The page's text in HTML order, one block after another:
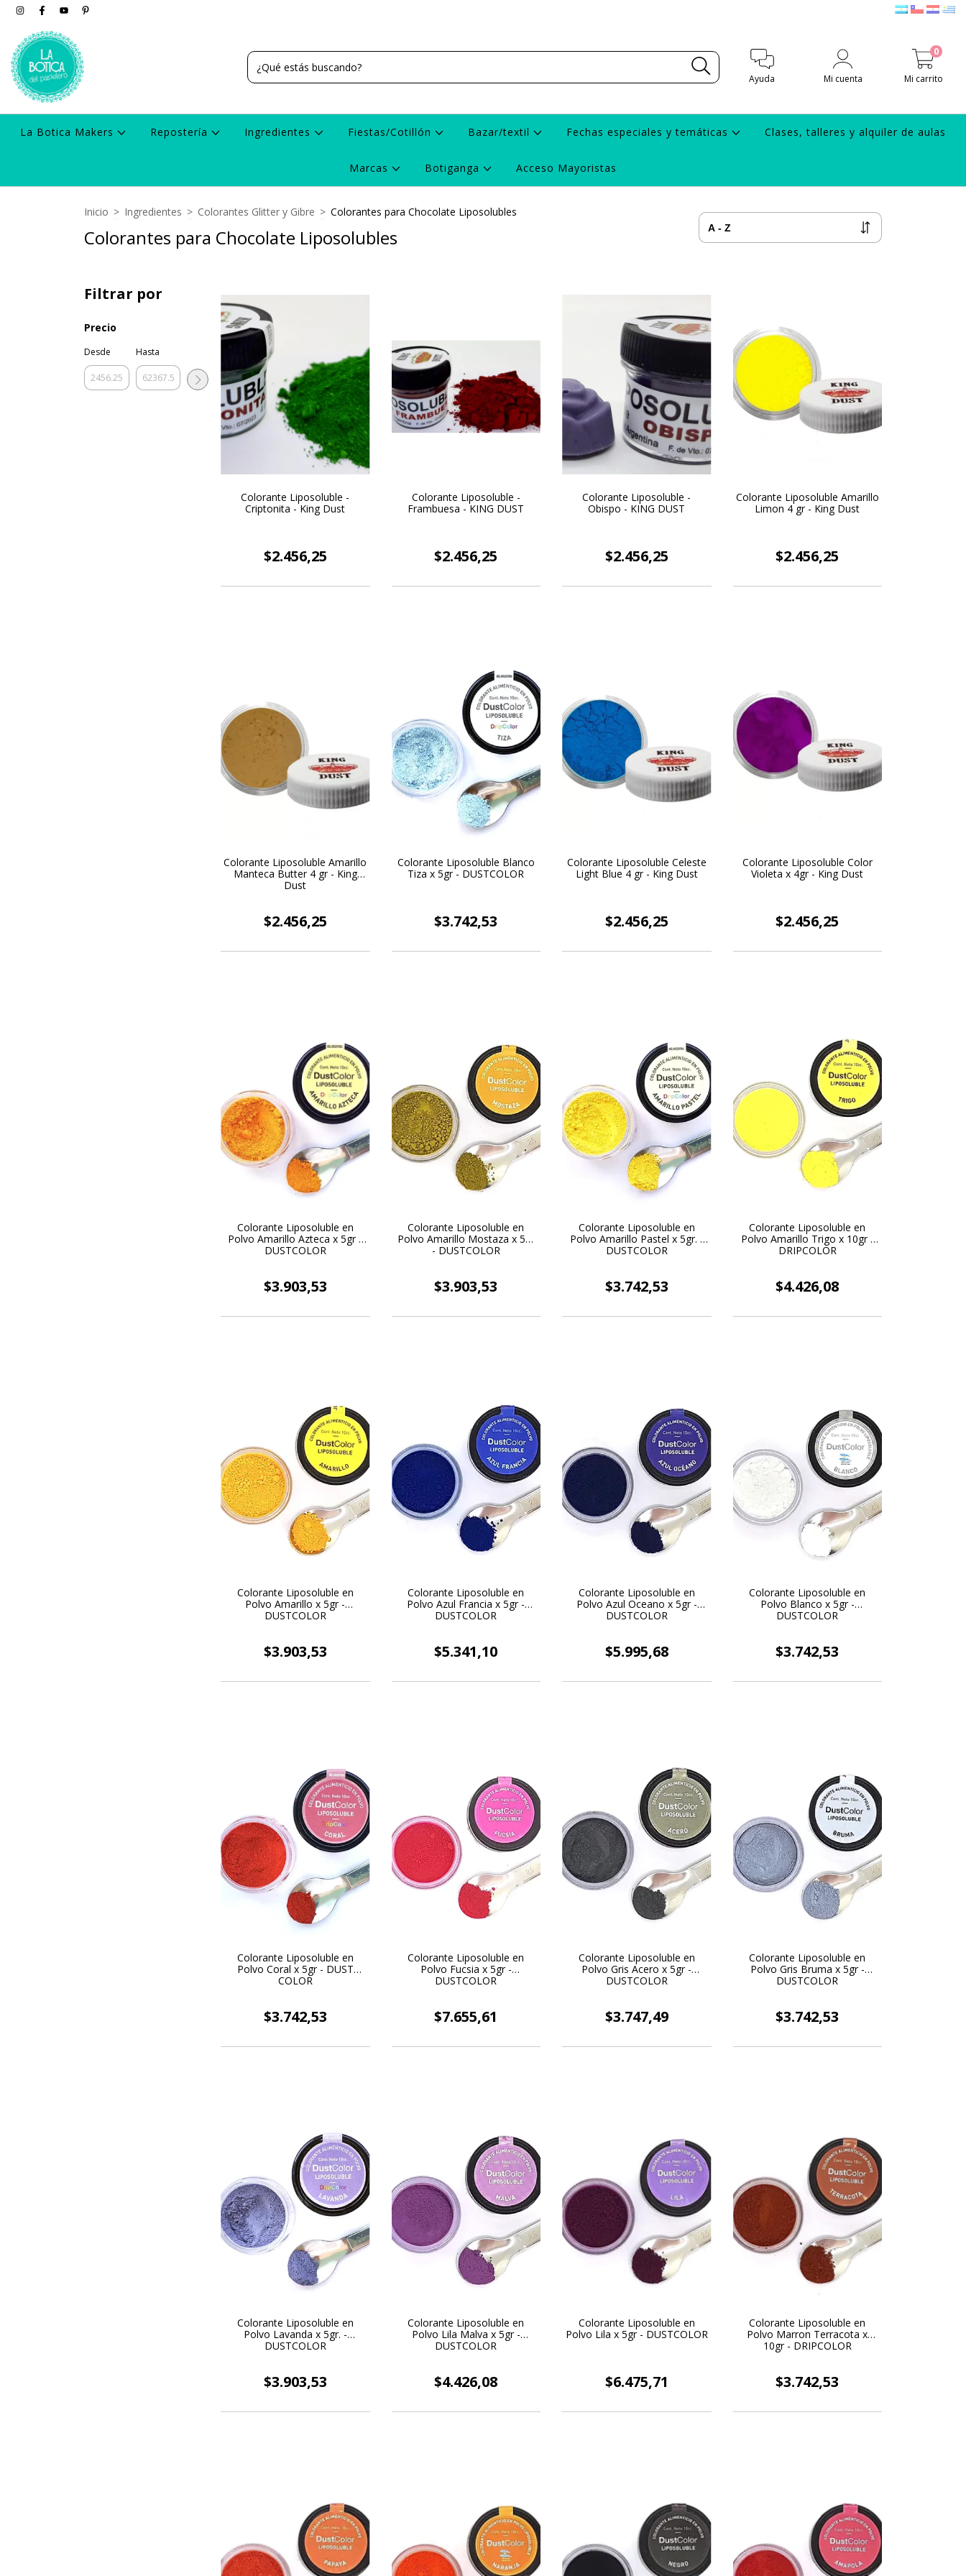
Ayuda Mi cuenta Mi carrito
0
La Botica Makers Repostería Ingredientes Fiestas/Cotillón Bazar/textil Fechas especiales y temáticas Clases, talleres y alquiler de aulas
Marcas Botiganga Acceso Mayoristas
Inicio > Ingredientes > Colorantes Glitter y Gibre > Colorantes para Chocolate Liposolubles
Colorantes para Chocolate Liposolubles
Filtrar por
Precio
Desde Hasta
Colorante Liposoluble -
Criptonita - King Dust
$2.456,25
Colorante Liposoluble -
Frambuesa - KING DUST
$2.456,25
Colorante Liposoluble -
Obispo - KING DUST
$2.456,25
Colorante Liposoluble Amarillo
Limon 4 gr - King Dust
$2.456,25
Colorante Liposoluble Amarillo
Manteca Butter 4 gr - King
Dust
$2.456,25
Colorante Liposoluble Blanco
Tiza x 5gr - DUSTCOLOR
$3.742,53
Colorante Liposoluble Celeste
Light Blue 4 gr - King Dust
$2.456,25
Colorante Liposoluble Color
Violeta x 4gr - King Dust
$2.456,25
Colorante Liposoluble en
Polvo Amarillo Azteca x 5gr -
DUSTCOLOR
$3.903,53
Colorante Liposoluble en
Polvo Amarillo Mostaza x 5gr
- DUSTCOLOR
$3.903,53
Colorante Liposoluble en
Polvo Amarillo Pastel x 5gr. -
DUSTCOLOR
$3.742,53
Colorante Liposoluble en
Polvo Amarillo Trigo x 10gr -
DRIPCOLOR
$4.426,08
Colorante Liposoluble en
Polvo Amarillo x 5gr -
DUSTCOLOR
$3.903,53
Colorante Liposoluble en
Polvo Azul Francia x 5gr -
DUSTCOLOR
$5.341,10
Colorante Liposoluble en
Polvo Azul Oceano x 5gr -
DUSTCOLOR
$5.995,68
Colorante Liposoluble en
Polvo Blanco x 5gr -
DUSTCOLOR
$3.742,53
Colorante Liposoluble en
Polvo Coral x 5gr - DUST
COLOR
$3.742,53
Colorante Liposoluble en
Polvo Fucsia x 5gr -
DUSTCOLOR
$7.655,61
Colorante Liposoluble en
Polvo Gris Acero x 5gr -
DUSTCOLOR
$3.747,49
Colorante Liposoluble en
Polvo Gris Bruma x 5gr -
DUSTCOLOR
$3.742,53
Colorante Liposoluble en
Polvo Lavanda x 5gr. -
DUSTCOLOR
$3.903,53
Colorante Liposoluble en
Polvo Lila Malva x 5gr -
DUSTCOLOR
$4.426,08
Colorante Liposoluble en
Polvo Lila x 5gr - DUSTCOLOR
$6.475,71
Colorante Liposoluble en
Polvo Marron Terracota x
10gr - DRIPCOLOR
$3.742,53